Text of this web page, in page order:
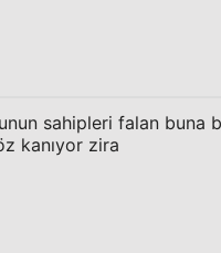
sahipleri falan buna
kanıyor zira